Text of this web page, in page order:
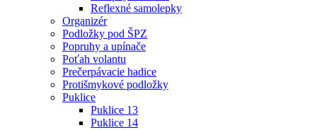
Reflexné samolepky
Organizér
Podložky pod ŠPZ
Popruhy a upínače
Poťah volantu
Prečerpávacie hadice
Protišmykové podložky
Puklice
Puklice 13
Puklice 14